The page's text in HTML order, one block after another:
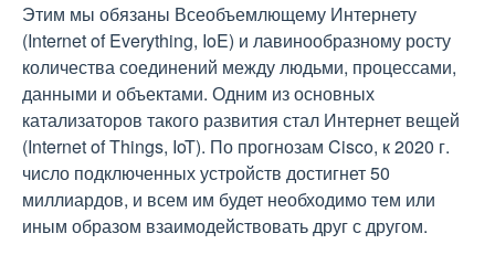
Этим мы обязаны Всеобъемлющему Интернету
(Internet of Everything, IoE) и лавинообразному росту
количества соединений между людьми, процессами,
данными и объектами. Одним из основных
катализаторов такого развития стал Интернет вещей
(Internet of Things, IoT). По прогнозам Cisco, к 2020 г.
число подключенных устройств достигнет 50
миллиардов, и всем им будет необходимо тем или
иным образом взаимодействовать друг с другом.